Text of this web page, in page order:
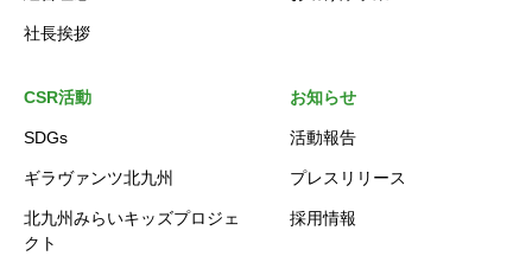
社長挨拶
CSR活動
SDGs
ギラヴァンツ北九州
北九州みらいキッズプロジェ
クト
お知らせ
活動報告
プレスリリース
採用情報